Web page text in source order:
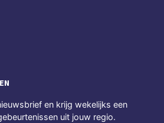
en krijg wekelijks een
uit jouw regio.